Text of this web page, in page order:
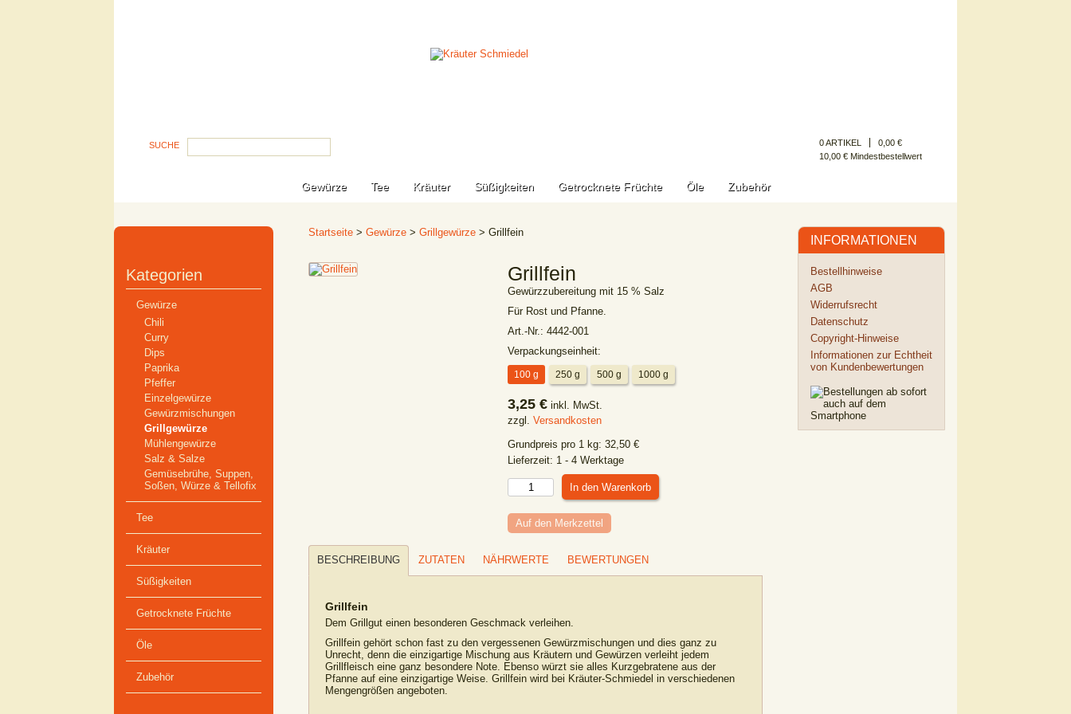
SUCHE 0 ARTIKEL
0,00 €
10,00 € Mindestbestellwert
Gewürze Tee Kräuter Süßigkeiten Getrocknete Früchte Öle Zubehör
Kategorien
Gewürze
Chili
Curry
Dips
Paprika
Pfeffer
Einzelgewürze
Gewürzmischungen
Grillgewürze
Mühlengewürze
Salz & Salze
Gemüsebrühe, Suppen,
Soßen, Würze & Tellofix
Tee
Kräuter
Süßigkeiten
Getrocknete Früchte
Öle
Zubehör
INFORMATIONEN
Bestellhinweise
AGB
Widerrufsrecht
Datenschutz
Copyright-Hinweise
Informationen zur Echtheit
von Kundenbewertungen
Startseite > Gewürze > Grillgewürze > Grillfein
Grillfein
Gewürzzubereitung mit 15 % Salz
Für Rost und Pfanne.
Art.-Nr.: 4442-001
Verpackungseinheit:
100 g 250 g 500 g 1000 g
3,25 € inkl. MwSt.
zzgl. Versandkosten
Grundpreis pro 1 kg: 32,50 €
Lieferzeit: 1 - 4 Werktage
Auf den Merkzettel
BESCHREIBUNG ZUTATEN NÄHRWERTE BEWERTUNGEN
Grillfein
Dem Grillgut einen besonderen Geschmack verleihen.
Grillfein gehört schon fast zu den vergessenen Gewürzmischungen und dies ganz zu
Unrecht, denn die einzigartige Mischung aus Kräutern und Gewürzen verleiht jedem
Grillfleisch eine ganz besondere Note. Ebenso würzt sie alles Kurzgebratene aus der
Pfanne auf eine einzigartige Weise. Grillfein wird bei Kräuter-Schmiedel in verschiedenen
Mengengrößen angeboten.